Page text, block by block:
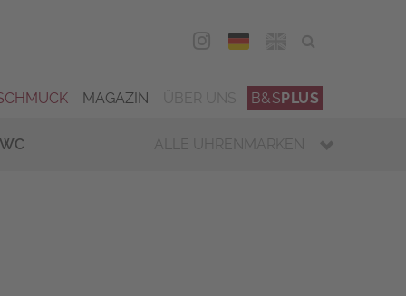
DEU
MAGAZIN B&SPLUS
ALLE UHRENMARKEN